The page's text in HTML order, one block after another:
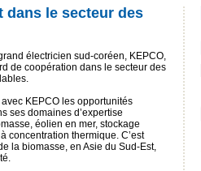
dans le secteur des
électricien sud-coréen, KEPCO,
de coopération dans le secteur des
KEPCO les opportunités
ses domaines d’expertise
éolien en mer, stockage
concentration thermique. C’est
la biomasse, en Asie du Sud-Est,